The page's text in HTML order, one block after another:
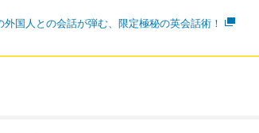
外国人との会話が弾む、限定極秘の英会話術！